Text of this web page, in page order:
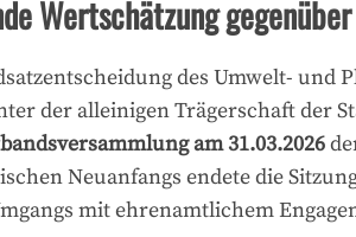
Wertschätzung
des Umwelt- und
der alleinigen Trägerschaft der
am 31.03.2026
Neuanfangs endete die
mit ehrenamtlichem